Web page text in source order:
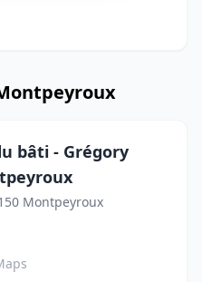
bâti - Grégory
Montpeyroux